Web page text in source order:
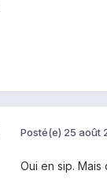
Posté(e) 25 août
Oui en sip. Mais